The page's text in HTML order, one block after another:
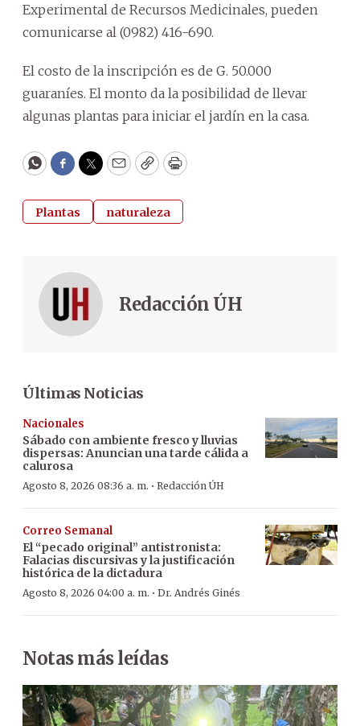
Experimental de Recursos Medicinales, pueden
comunicarse al (0982) 416-690.
El costo de la inscripción es de G. 50.000
guaraníes. El monto da la posibilidad de llevar
algunas plantas para iniciar el jardín en la casa.
WhatsApp
Facebook
Twitter
EmailCopyPrint
Plantas naturaleza
Redacción ÚH
Últimas Noticias
Nacionales
Sábado con ambiente fresco y lluvias
dispersas: Anuncian una tarde cálida a
calurosa
Agosto 8, 2026 08:36 a. m. · Redacción ÚH
Correo Semanal
El “pecado original” antistronista:
Falacias discursivas y la justificación
histórica de la dictadura
Agosto 8, 2026 04:00 a. m. · Dr. Andrés Ginés
Notas más leídas